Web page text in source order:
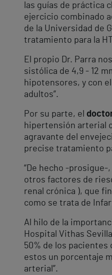
las guías de práctica
ejercicio combinado
de la Universidad de
tratamiento para la
El propio Dr. Parra
sistólica de 4,9 - 12
hipotensores, y con
adultos”.
Por su parte, el
hipertensión arterial
agravante del
precise tratamiento
“De hecho -
otros factores de
renal crónica ), que
como se trata de
Al hilo de la
Hospital Vithas
50% de los
estos un porcentaje
arterial”.